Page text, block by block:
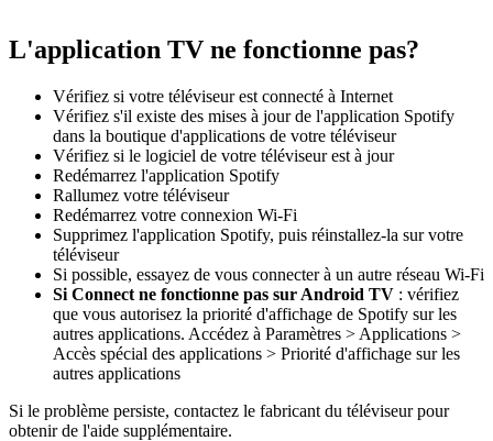
L'application TV ne fonctionne pas?
Vérifiez si votre téléviseur est connecté à Internet
Vérifiez s'il existe des mises à jour de l'application Spotify
dans la boutique d'applications de votre téléviseur
Vérifiez si le logiciel de votre téléviseur est à jour
Redémarrez l'application Spotify
Rallumez votre téléviseur
Redémarrez votre connexion Wi-Fi
Supprimez l'application Spotify, puis réinstallez-la sur votre
téléviseur
Si possible, essayez de vous connecter à un autre réseau Wi-Fi
Si Connect ne fonctionne pas sur Android TV : vérifiez
que vous autorisez la priorité d'affichage de Spotify sur les
autres applications. Accédez à Paramètres > Applications >
Accès spécial des applications > Priorité d'affichage sur les
autres applications
Si le problème persiste, contactez le fabricant du téléviseur pour
obtenir de l'aide supplémentaire.